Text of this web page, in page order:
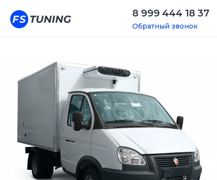
8 999 444 18 37
Обратный звонок